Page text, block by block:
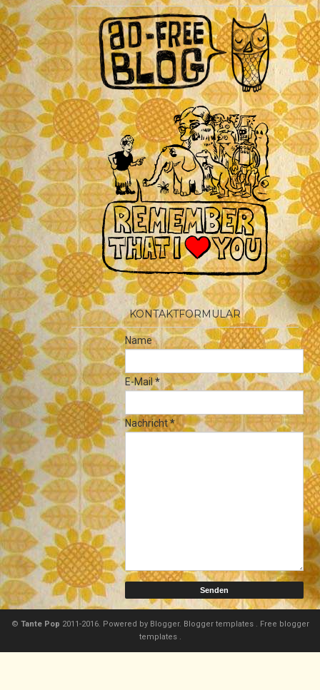
KONTAKTFORMULAR
Name
E-Mail*
Nachricht*
© Tante Pop 2011-2016. Powered by Blogger. Blogger templates . Free blogger
templates .